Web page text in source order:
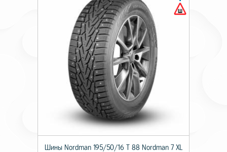
Шины Nordman 195/50/16 T 88 Nordman 7 XL